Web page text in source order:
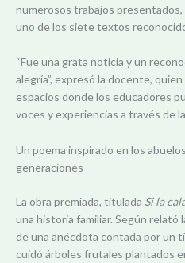
numerosos trabajos
uno de los siete textos
“Fue una grata noticia y un
alegría”, expresó la docente,
espacios donde los educadores
voces y experiencias a través de
Un poema inspirado en los
generaciones
La obra premiada, titulada Si la
una historia familiar. Según relató
de una anécdota contada por un
cuidó árboles frutales plantados